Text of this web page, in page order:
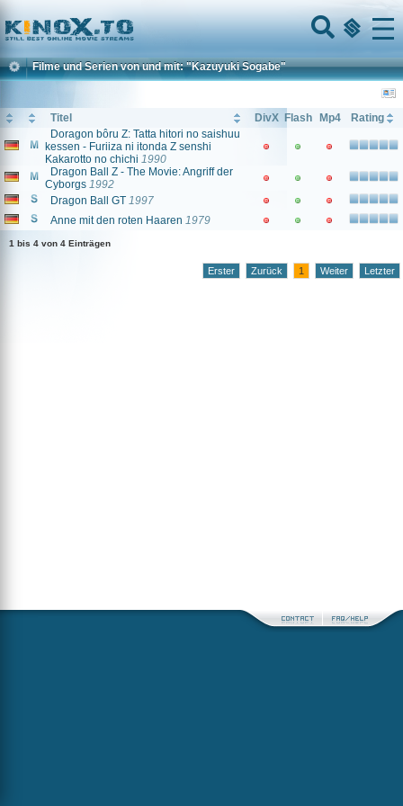
Home
Menu
Filme und Serien von und mit: "Kazuyuki Sogabe"
Titel DivX Flash Mp4
Rating
Doragon bôru Z: Tatta hitori no saishuu
kessen - Furiiza ni itonda Z senshi
Kakarotto no chichi 1990
Dragon Ball Z - The Movie: Angriff der
Cyborgs 1992
Dragon Ball GT 1997
Anne mit den roten Haaren 1979
1 bis 4 von 4 Einträgen
Erster Zurück 1 Weiter Letzter